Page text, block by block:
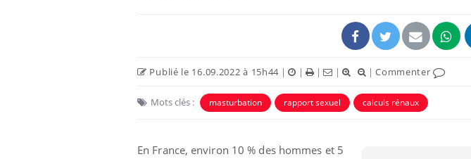
Publié le 16.09.2022 à 15h44 | | | | |Commenter
Mots clés : masturbation rapport sexuel calculs rénaux
En France, environ 10 % des hommes et 5
Youtube osait en parler??